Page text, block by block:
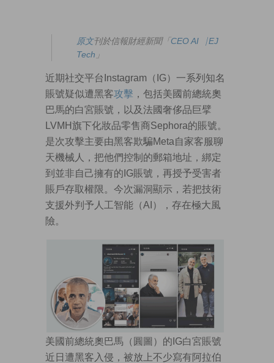
原文刊於信報財經新聞「CEO AI⎹ EJ
Tech 」
近期社交平台Instagram（IG）一系列知名
賬號疑似遭黑客攻擊 ，包括美國前總統奧
巴馬的白宮賬號，以及法國奢侈品巨擘
LVMH旗下化妝品零售商Sephora的賬號。
是次攻擊主要由黑客欺騙Meta自家客服聊
天機械人，把他們控制的郵箱地址，綁定
到並非自己擁有的IG賬號，再授予受害者
賬戶存取權限。今次漏洞顯示，若把技術
支援外判予人工智能（AI），存在極大風
險。
美國前總統奧巴馬（圓圖）的IG白宮賬號
近日遭黑客入侵，被放上不少寫有阿拉伯